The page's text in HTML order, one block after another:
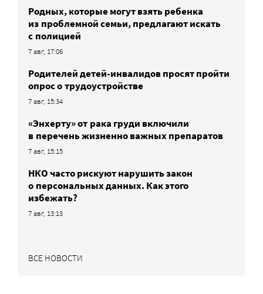
Родных, которые могут взять ребенка
из проблемной семьи, предлагают искать
с полицией
7 авг, 17:06
Родителей детей-инвалидов просят пройти
опрос о трудоустройстве
7 авг, 15:34
«Энхерту» от рака груди включили
в перечень жизненно важных препаратов
7 авг, 15:15
НКО часто рискуют нарушить закон
о персональных данных. Как этого
избежать?
7 авг, 13:13
ВСЕ НОВОСТИ